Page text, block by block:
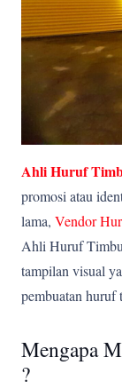
Ahli Huruf
promosi atau
lama, Vendor
Ahli Huruf
tampilan visual
pembuatan
Mengapa
?